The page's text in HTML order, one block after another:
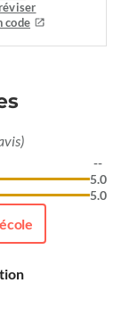
code
--
5.0
5.0